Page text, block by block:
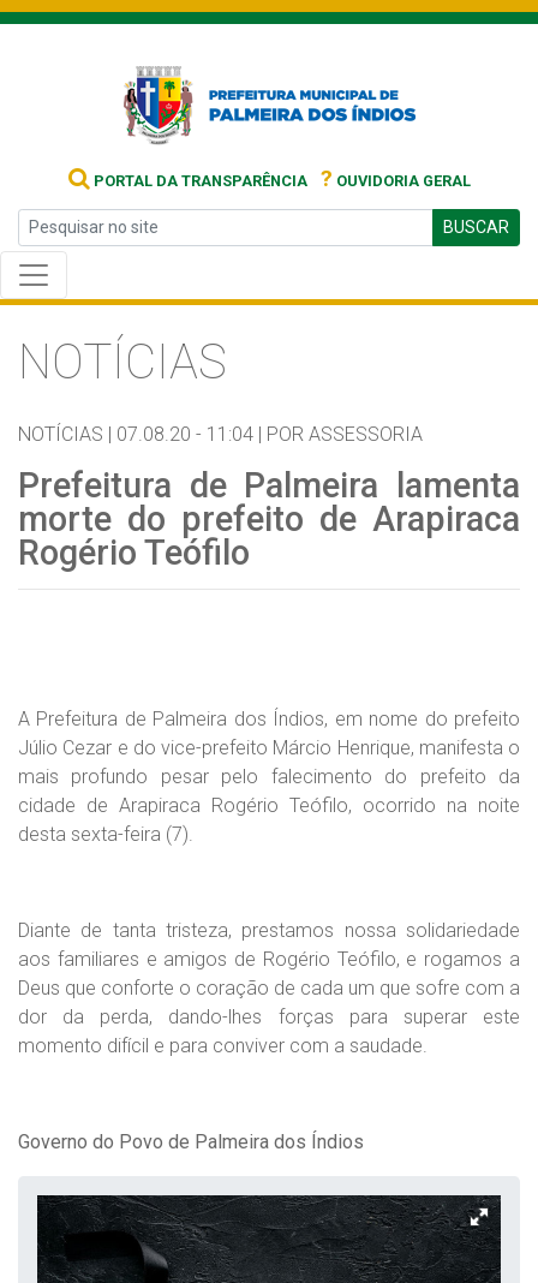
PORTAL DA TRANSPARÊNCIA ? OUVIDORIA GERAL
BUSCAR
NOTÍCIAS
NOTÍCIAS | 07.08.20 - 11:04 | POR ASSESSORIA
Prefeitura de Palmeira lamenta
morte do prefeito de Arapiraca
Rogério Teófilo
A Prefeitura de Palmeira dos Índios, em nome do prefeito
Júlio Cezar e do vice-prefeito Márcio Henrique, manifesta o
mais profundo pesar pelo falecimento do prefeito da
cidade de Arapiraca Rogério Teófilo, ocorrido na noite
desta sexta-feira (7).
Diante de tanta tristeza, prestamos nossa solidariedade
aos familiares e amigos de Rogério Teófilo, e rogamos a
Deus que conforte o coração de cada um que sofre com a
dor da perda, dando-lhes forças para superar este
momento difícil e para conviver com a saudade.
Governo do Povo de Palmeira dos Índios